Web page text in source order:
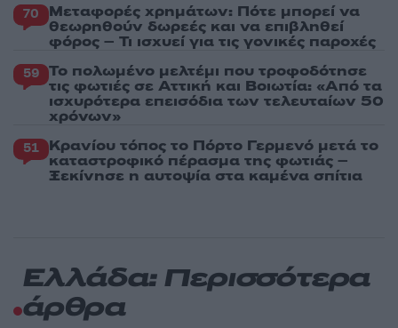
70 Μεταφορές χρημάτων: Πότε μπορεί να
θεωρηθούν δωρεές και να επιβληθεί
φόρος – Τι ισχυεί για τις γονικές παροχές
59 Το πολωμένο μελτέμι που τροφοδότησε
τις φωτιές σε Αττική και Βοιωτία: «Από τα
ισχυρότερα επεισόδια των τελευταίων 50
χρόνων»
51 Κρανίου τόπος το Πόρτο Γερμενό μετά το
καταστροφικό πέρασμα της φωτιάς –
Ξεκίνησε η αυτοψία στα καμένα σπίτια
Ελλάδα: Περισσότερα
άρθρα